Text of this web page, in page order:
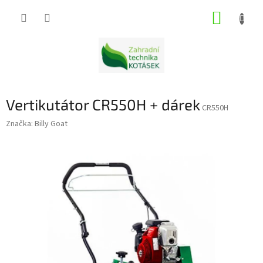
Vertikutátor CR550H + dárek CR550H
Značka: Billy Goat